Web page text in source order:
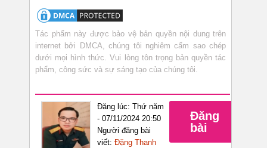
Tác phẩm này được bảo vệ bản quyền nội dung trên
internet bởi DMCA, chúng tôi nghiêm cấm sao chép
dưới mọi hình thức. Vui lòng tôn trọng bản quyền tác
phẩm, công sức và sự sáng tạo của chúng tôi.
Đăng lúc: Thứ năm
- 07/11/2024 20:50
Người đăng bài
viết: Đặng Thanh
Đăng
bài